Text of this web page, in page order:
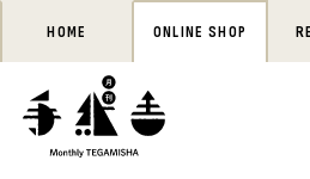
HOME ONLINE SHOP